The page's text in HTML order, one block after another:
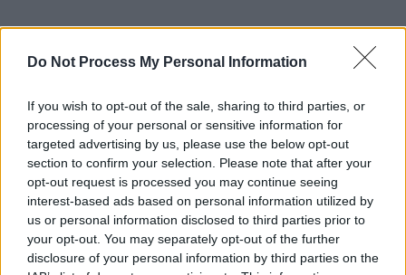
Do Not Process My Personal Information
If you wish to opt-out of the sale, sharing to third parties, or
processing of your personal or sensitive information for
targeted advertising by us, please use the below opt-out
section to confirm your selection. Please note that after your
opt-out request is processed you may continue seeing
interest-based ads based on personal information utilized by
us or personal information disclosed to third parties prior to
your opt-out. You may separately opt-out of the further
disclosure of your personal information by third parties on the
*Minoră:
„Cumpănașu mi-a
propus să facem sex
în trei, cu soția lui.